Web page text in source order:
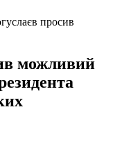
просив
можливий